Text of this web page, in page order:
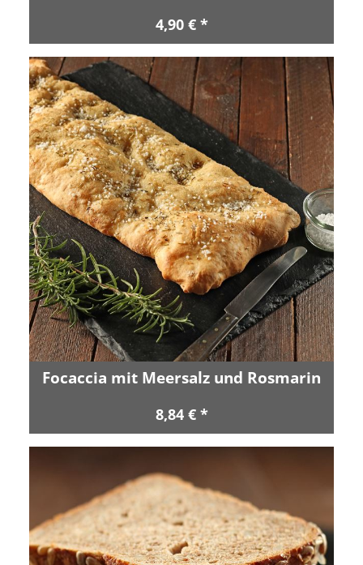
4,90 € *
Focaccia mit Meersalz und Rosmarin
8,84 € *